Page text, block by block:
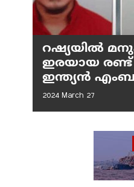
റഷ്യയില്‍
ഇരയായ
ഇന്ത്യന്‍
2024 March 27